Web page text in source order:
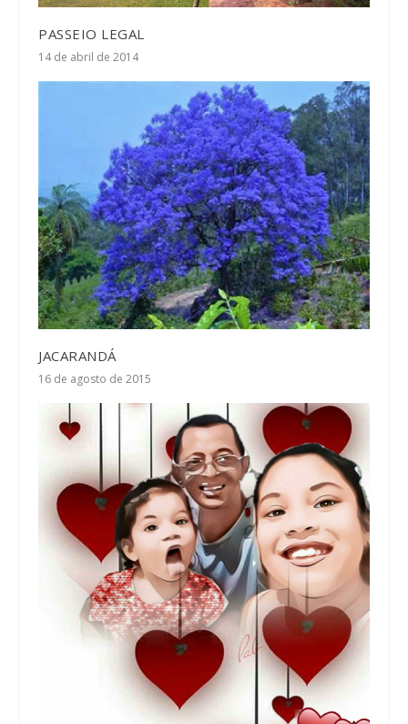
PASSEIO LEGAL
14 de abril de 2014
JACARANDÁ
16 de agosto de 2015